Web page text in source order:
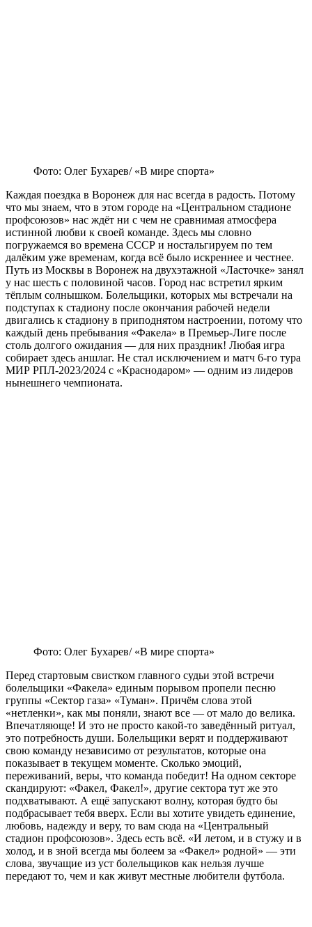
Фото: Олег Бухарев/ «В мире спорта»
Каждая поездка в Воронеж для нас всегда в радость. Потому
что мы знаем, что в этом городе на «Центральном стадионе
профсоюзов» нас ждёт ни с чем не сравнимая атмосфера
истинной любви к своей команде. Здесь мы словно
погружаемся во времена СССР и ностальгируем по тем
далёким уже временам, когда всё было искреннее и честнее.
Путь из Москвы в Воронеж на двухэтажной «Ласточке» занял
у нас шесть с половиной часов. Город нас встретил ярким
тёплым солнышком. Болельщики, которых мы встречали на
подступах к стадиону после окончания рабочей недели
двигались к стадиону в приподнятом настроении, потому что
каждый день пребывания «Факела» в Премьер-Лиге после
столь долгого ожидания — для них праздник! Любая игра
собирает здесь аншлаг. Не стал исключением и матч 6-го тура
МИР РПЛ-2023/2024 с «Краснодаром» — одним из лидеров
нынешнего чемпионата.
Фото: Олег Бухарев/ «В мире спорта»
Перед стартовым свистком главного судьи этой встречи
болельщики «Факела» единым порывом пропели песню
группы «Сектор газа» «Туман». Причём слова этой
«нетленки», как мы поняли, знают все — от мало до велика.
Впечатляюще! И это не просто какой-то заведённый ритуал,
это потребность души. Болельщики верят и поддерживают
свою команду независимо от результатов, которые она
показывает в текущем моменте. Сколько эмоций,
переживаний, веры, что команда победит! На одном секторе
скандируют: «Факел, Факел!», другие сектора тут же это
подхватывают. А ещё запускают волну, которая будто бы
подбрасывает тебя вверх. Если вы хотите увидеть единение,
любовь, надежду и веру, то вам сюда на «Центральный
стадион профсоюзов». Здесь есть всё. «И летом, и в стужу и в
холод, и в зной всегда мы болеем за «Факел» родной» — эти
слова, звучащие из уст болельщиков как нельзя лучше
передают то, чем и как живут местные любители футбола.